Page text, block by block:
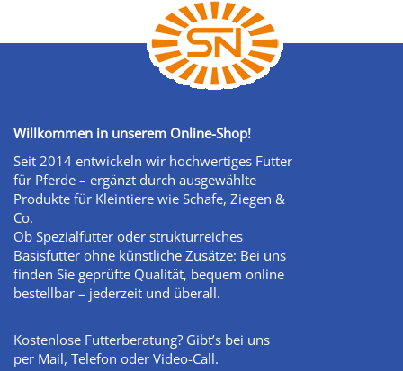
Willkommen in unserem Online-Shop!
Seit 2014 entwickeln wir hochwertiges Futter
für Pferde – ergänzt durch ausgewählte
Produkte für Kleintiere wie Schafe, Ziegen &
Co.
Ob Spezialfutter oder strukturreiches
Basisfutter ohne künstliche Zusätze: Bei uns
finden Sie geprüfte Qualität, bequem online
bestellbar – jederzeit und überall.
Kostenlose Futterberatung? Gibt’s bei uns
per Mail, Telefon oder Video-Call.